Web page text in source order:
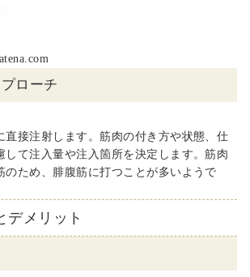
ローチ
直接注射します。筋肉の付き方や状態、仕
して注入量や注入箇所を決定します。筋肉
のため、腓腹筋に打つことが多いようで
デメリット